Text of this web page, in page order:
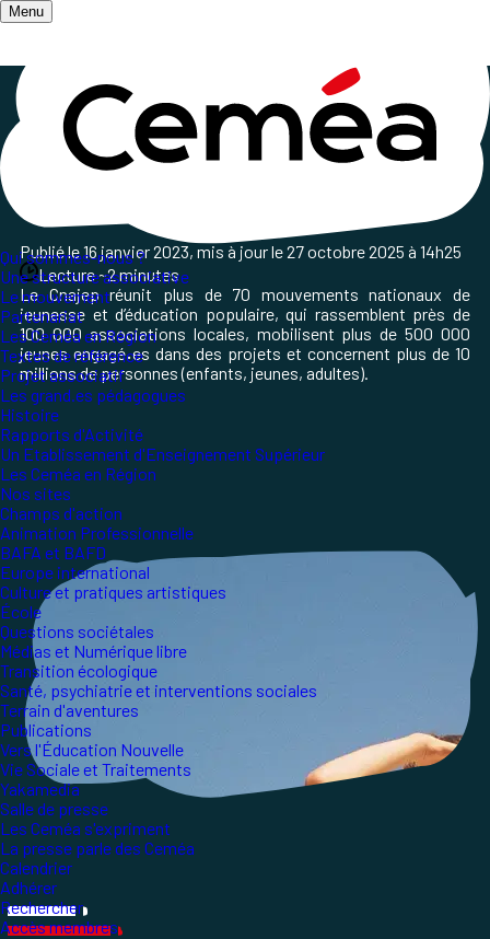
Menu
Qui sommes-nous ?
Une structure associative
Le mouvement
Partenariat
Les Ceméa en Région
Textes de référence
Projet associatif
Les grand.es pédagogues
Histoire
Rapports d'Activité
Un Etablissement d'Enseignement Supérieur
Les Ceméa en Région
Nos sites
Champs d'action
Animation Professionnelle
BAFA et BAFD
Europe international
Culture et pratiques artistiques
École
Questions sociétales
Médias et Numérique libre
Transition écologique
Santé, psychiatrie et interventions sociales
Terrain d'aventures
Publications
Vers l'Éducation Nouvelle
Vie Sociale et Traitements
Yakamedia
Salle de presse
Les Ceméa s'expriment
La presse parle des Ceméa
Calendrier
Adhérer
Rechercher
Accès membres
Accueil/ Qui sommes-nous ? /
Nos partenaires
Partenaire dont les Ceméa sont membres
Publié le16 janvier 2023, mis à jour le27 octobre 2025 à 14h25
Lecture ~2 minutes
Le Cnajep réunit plus de 70 mouvements nationaux de
jeunesse et d’éducation populaire, qui rassemblent près de
100 000 associations locales, mobilisent plus de 500 000
jeunes engagé·es dans des projets et concernent plus de 10
millions de personnes (enfants, jeunes, adultes).